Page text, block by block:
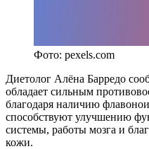
Фото: pexels.com
Диетолог Алёна Барредо
обладает сильным
благодаря наличию
способствуют улучшению
системы, работы мозга и
кожи.